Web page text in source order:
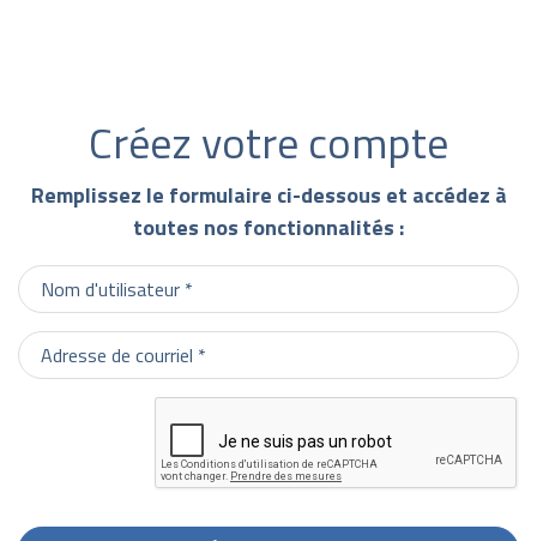
Créez votre compte
Remplissez le formulaire ci-dessous et accédez à
toutes nos fonctionnalités :